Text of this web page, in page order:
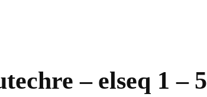
– elseq 1 – 5